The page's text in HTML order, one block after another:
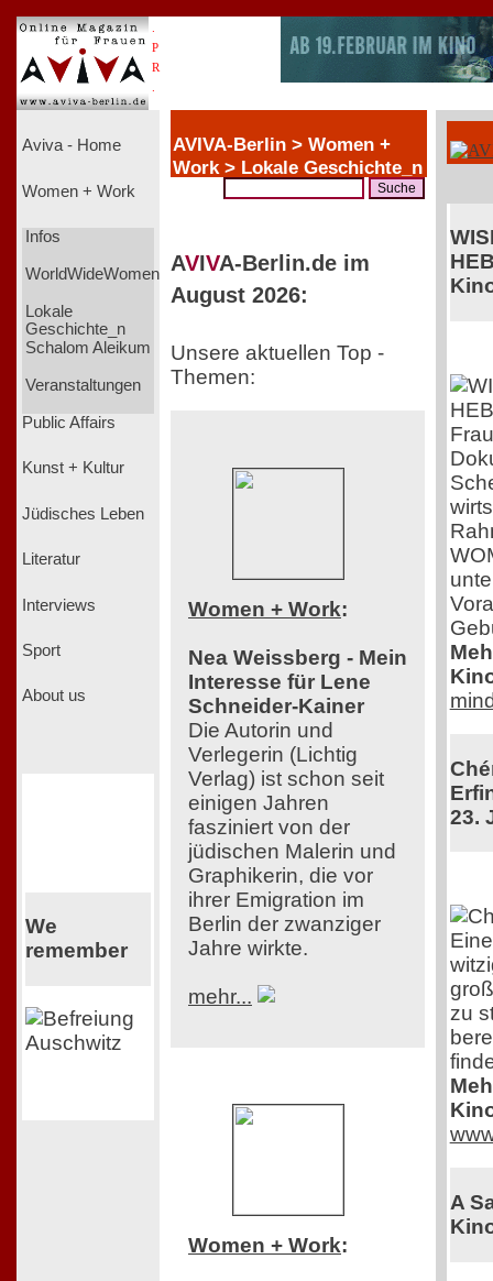
P
R
Aviva - Home
Women + Work
Infos
WorldWideWomen
Lokale
Geschichte_n
Schalom Aleikum
Veranstaltungen
Public Affairs
Kunst + Kultur
Jüdisches Leben
Literatur
Interviews
Sport
About us
We
remember
AVIVA-Berlin > Women +
Work > Lokale Geschichte_n
AVIVA-Berlin.de im
August 2026:
Unsere aktuellen Top -
Themen:
Women + Work:
Nea Weissberg - Mein
Interesse für Lene
Schneider-Kainer
Die Autorin und
Verlegerin (Lichtig
Verlag) ist schon seit
einigen Jahren
fasziniert von der
jüdischen Malerin und
Graphikerin, die vor
ihrer Emigration im
Berlin der zwanziger
Jahre wirkte.
mehr...
Women + Work:
23.
zu
A